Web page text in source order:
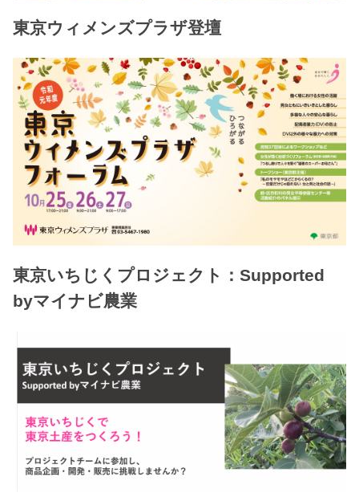
東京ウィメンズプラザ登壇
東京いちじくプロジェクト：Supported
byマイナビ農業